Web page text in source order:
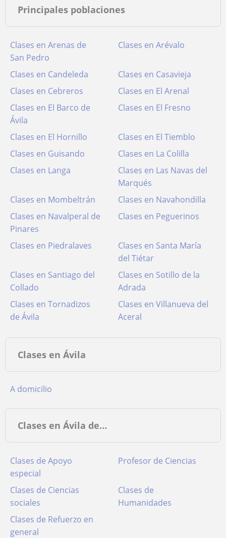
Principales poblaciones
Clases en Arenas de
San Pedro
Clases en Arévalo
Clases en Candeleda
Clases en Casavieja
Clases en Cebreros
Clases en El Arenal
Clases en El Barco de
Ávila
Clases en El Fresno
Clases en El Hornillo
Clases en El Tiemblo
Clases en Guisando
Clases en La Colilla
Clases en Langa
Clases en Las Navas del
Marqués
Clases en Mombeltrán
Clases en Navahondilla
Clases en Navalperal de
Pinares
Clases en Peguerinos
Clases en Piedralaves
Clases en Santa María
del Tiétar
Clases en Santiago del
Collado
Clases en Sotillo de la
Adrada
Clases en Tornadizos
de Ávila
Clases en Villanueva del
Aceral
Clases en Ávila
a domicilio
Clases en Ávila de…
Clases de Apoyo
especial
Profesor de Ciencias
Clases de Ciencias
sociales
Clases de
Humanidades
Clases de Refuerzo en
general